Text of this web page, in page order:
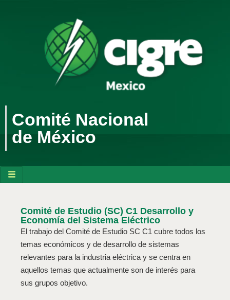
Comité Nacional
de México
Comité de Estudio (SC) C1 Desarrollo y
Economía del Sistema Eléctrico
El trabajo del Comité de Estudio SC C1 cubre todos los
temas económicos y de desarrollo de sistemas
relevantes para la industria eléctrica y se centra en
aquellos temas que actualmente son de interés para
sus grupos objetivo.